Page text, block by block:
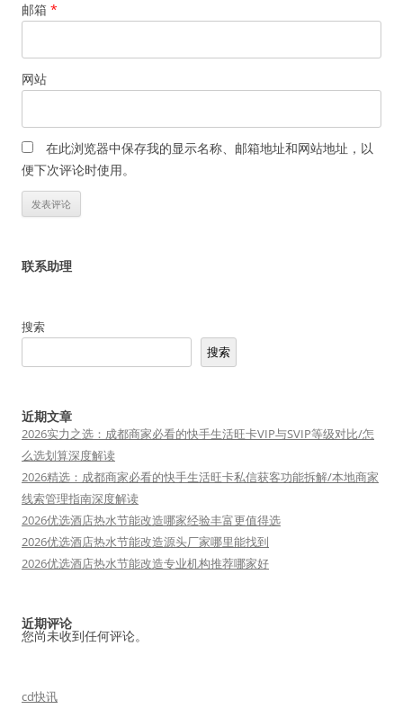
邮箱 *
网站
在此浏览器中保存我的显示名称、邮箱地址和网站地址，以
便下次评论时使用。
联系助理
搜索
搜索
近期文章
2026实力之选：成都商家必看的快手生活旺卡VIP与SVIP等级对比/怎
么选划算深度解读
2026精选：成都商家必看的快手生活旺卡私信获客功能拆解/本地商家
线索管理指南深度解读
2026优选酒店热水节能改造哪家经验丰富更值得选
2026优选酒店热水节能改造源头厂家哪里能找到
2026优选酒店热水节能改造专业机构推荐哪家好
近期评论
您尚未收到任何评论。
cd快讯